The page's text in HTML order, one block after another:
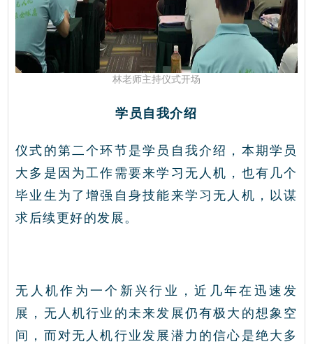
林老师主持仪式开场
学员自我介绍
仪式的第二个环节是学员自我介绍，本期学员
大多是因为工作需要来学习无人机，也有几个
毕业生为了增强自身技能来学习无人机，以谋
求后续更好的发展。
无人机作为一个新兴行业，近几年在迅速发
展，无人机行业的未来发展仍有极大的想象空
间，而对无人机行业发展潜力的信心是绝大多